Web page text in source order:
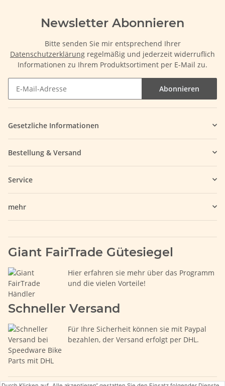
Newsletter Abonnieren
Bitte senden Sie mir entsprechend Ihrer
Datenschutzerklärung regelmäßig und jederzeit widerruflich
Informationen zu Ihrem Produktsortiment per E-Mail zu.
Abonnieren
Gesetzliche Informationen
Bestellung & Versand
Service
mehr
Giant FairTrade Gütesiegel
Hier erfahren sie mehr über das Programm
und die vielen Vorteile!
Schneller Versand
Für Ihre Sicherheit können sie mit Paypal
bezahlen, der Versand erfolgt per DHL.